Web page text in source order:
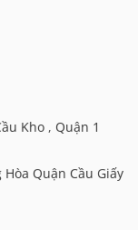
Kho , Quận 1
Quận Cầu Giấy